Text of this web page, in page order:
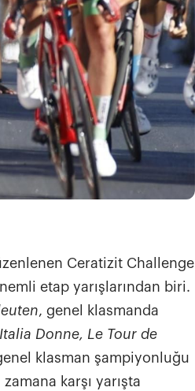
Ceratizit Challenge
etap yarışlarından biri.
, genel klasmanda
Donne, Le Tour de
klasman şampiyonluğu
karşı yarışta